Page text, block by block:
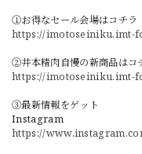
①お得なセール会場はコチラ
https://imotoseiniku.imt-
②井本精肉自慢の新商品はコ
https://imotoseiniku.imt-
③最新情報をゲット
Instagram
https://